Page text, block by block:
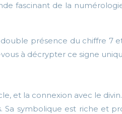
fascinant de la
présence du chiffre 7
à décrypter ce signe
et la connexion avec le
Sa symbolique est riche et